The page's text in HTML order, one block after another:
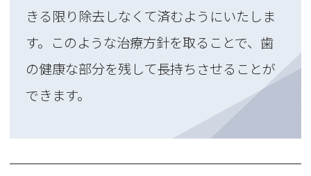
きる限り除去しなくて済むようにいたしま
す。このような治療方針を取ることで、歯
の健康な部分を残して長持ちさせることが
できます。